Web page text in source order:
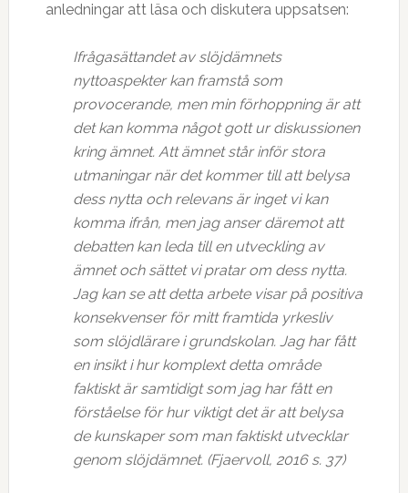
anledningar att läsa och diskutera uppsatsen:
Ifrågasättandet av slöjdämnets
nyttoaspekter kan framstå som
provocerande, men min förhoppning är att
det kan komma något gott ur diskussionen
kring ämnet. Att ämnet står inför stora
utmaningar när det kommer till att belysa
dess nytta och relevans är inget vi kan
komma ifrån, men jag anser däremot att
debatten kan leda till en utveckling av
ämnet och sättet vi pratar om dess nytta.
Jag kan se att detta arbete visar på positiva
konsekvenser för mitt framtida yrkesliv
som slöjdlärare i grundskolan. Jag har fått
en insikt i hur komplext detta område
faktiskt är samtidigt som jag har fått en
förståelse för hur viktigt det är att belysa
de kunskaper som man faktiskt utvecklar
genom slöjdämnet. (Fjaervoll, 2016 s. 37)